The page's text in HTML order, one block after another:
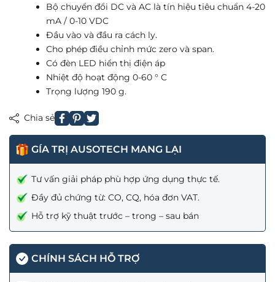
Bộ chuyển đổi DC và AC là tín hiệu tiêu chuẩn 4-20
mA / 0-10 VDC
Đầu vào và đầu ra cách ly.
Cho phép điều chỉnh mức zero và span.
Có đèn LED hiển thị điện áp
Nhiệt độ hoạt động 0-60 ° C
Trọng lượng 190 g.
Chia sẻ
GÍA TRỊ AUSOTECH MANG LẠI
Tư vấn giải pháp phù hợp ứng dụng thực tế.
Đầy đủ chứng từ: CO, CQ, hóa đơn VAT.
Hỗ trợ kỹ thuật trước – trong – sau bán
CHÍNH SÁCH HỖ TRỢ